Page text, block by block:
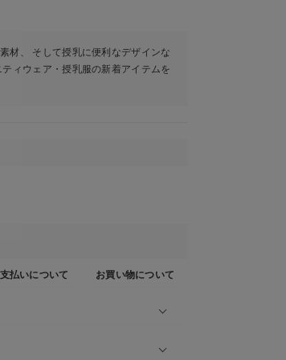
材、 そして授乳に便利なデザインな
ィウェア・授乳服の新着アイテムを
払いについて お買い物について